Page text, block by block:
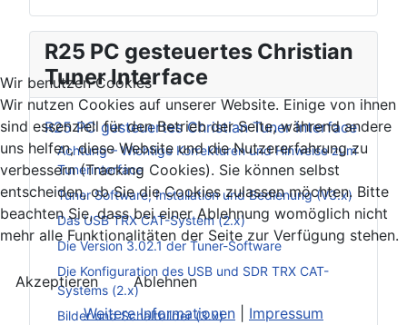
R25 PC gesteuertes Christian
Tuner Interface
R25 PC gesteuertes Christian Tuner Interface
Achtung – Wichtige Korrekturen und Hinweise zum
Tunerinterface
Tuner Software, Installation und Bedienung (V3.x)
Das USB TRX CAT-System (2.x)
Die Version 3.02.1 der Tuner-Software
Die Konfiguration des USB und SDR TRX CAT-
Systems (2.x)
Bilder und Schaltbilder (3.x)
Wir benutzen Cookies
Wir nutzen Cookies auf unserer Website. Einige von ihnen
sind essenziell für den Betrieb der Seite, während andere
uns helfen, diese Website und die Nutzererfahrung zu
verbessern (Tracking Cookies). Sie können selbst
entscheiden, ob Sie die Cookies zulassen möchten. Bitte
beachten Sie, dass bei einer Ablehnung womöglich nicht
mehr alle Funktionalitäten der Seite zur Verfügung stehen.
Akzeptieren
Ablehnen
Weitere Informationen
Impressum